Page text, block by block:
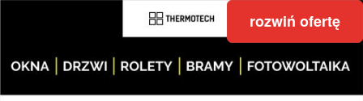
rozwiń ofertę